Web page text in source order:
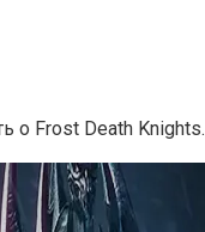
о Frost Death Knights.